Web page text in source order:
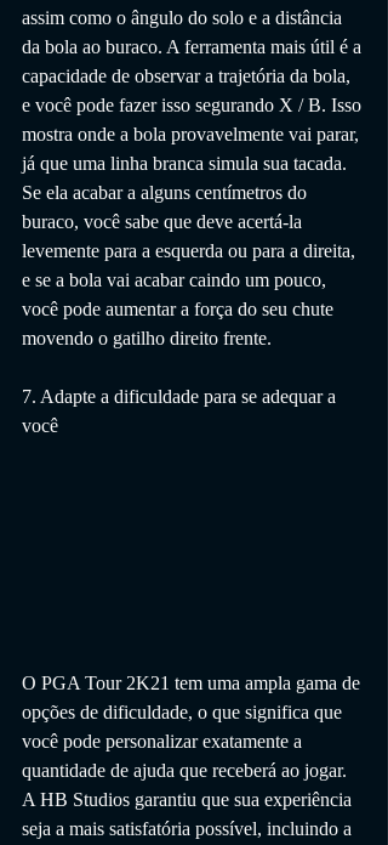
assim como o ângulo do solo e a distância
da bola ao buraco. A ferramenta mais útil é a
capacidade de observar a trajetória da bola,
e você pode fazer isso segurando X / B. Isso
mostra onde a bola provavelmente vai parar,
já que uma linha branca simula sua tacada.
Se ela acabar a alguns centímetros do
buraco, você sabe que deve acertá-la
levemente para a esquerda ou para a direita,
e se a bola vai acabar caindo um pouco,
você pode aumentar a força do seu chute
movendo o gatilho direito frente.
7. Adapte a dificuldade para se adequar a
você
O PGA Tour 2K21 tem uma ampla gama de
opções de dificuldade, o que significa que
você pode personalizar exatamente a
quantidade de ajuda que receberá ao jogar.
A HB Studios garantiu que sua experiência
seja a mais satisfatória possível, incluindo a